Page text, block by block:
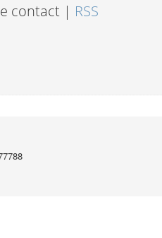
contact | RSS